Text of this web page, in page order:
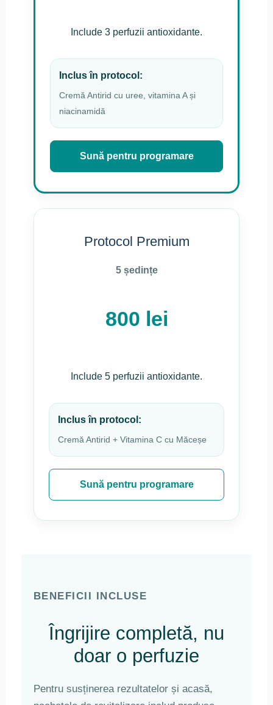
Include 3 perfuzii antioxidante.
Inclus în protocol:
Cremă Antirid cu uree, vitamina A și
niacinamidă
Sună pentru programare
Protocol Premium
5 ședințe
800 lei
Include 5 perfuzii antioxidante.
Inclus în protocol:
Cremă Antirid + Vitamina C cu Măceșe
Sună pentru programare
BENEFICII INCLUSE
Îngrijire completă, nu
doar o perfuzie
Pentru susținerea rezultatelor și acasă,